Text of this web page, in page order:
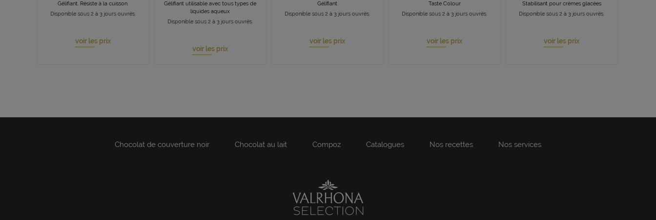
Gélifiant. Résiste à la cuisson.
Disponible sous 2 à 3 jours ouvrés.
voir les prix
Gélifiant utilisable avec tous types de
liquides aqueux
Disponible sous 2 à 3 jours ouvrés.
voir les prix
Gélifiant
Disponible sous 2 à 3 jours ouvrés.
voir les prix
Taste Colour
Disponible sous 2 à 3 jours ouvrés.
voir les prix
Stabilisant pour crèmes glacées
Disponible sous 2 à 3 jours ouvrés.
voir les prix
Chocolat de couverture noir Chocolat au lait Compoz Catalogues Nos recettes Nos services